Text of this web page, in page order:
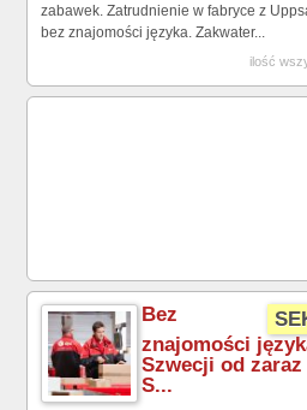
zabawek. Zatrudnienie w fabryce z
bez znajomości języka. Zakwater...
ilość
Bez
znajomości
Szwecji od
S...